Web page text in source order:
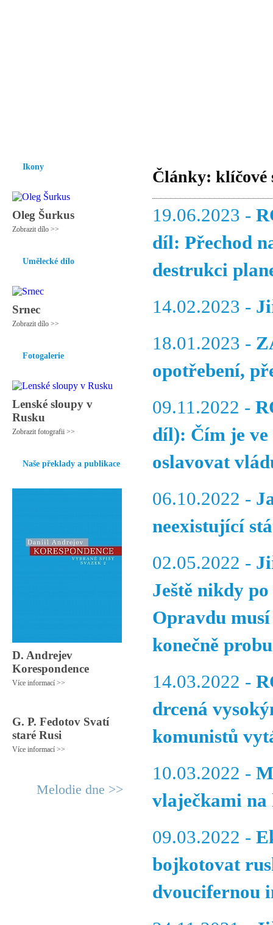
Ikony
Oleg Šurkus
Zobrazit dílo >>
Umělecké dílo
Srnec
Zobrazit dílo >>
Fotogalerie
Lenské sloupy v
Rusku
Zobrazit fotografii >>
Naše překlady a publikace
D. Andrejev
Korespondence
Více informací >>
G. P. Fedotov Svatí
staré Rusi
Více informací >>
Melodie dne >>
Články: klíčové
19.06.2023 -
díl: Přechod
destrukci
14.02.2023 -
18.01.2023 -
opotřebení,
09.11.2022 -
díl): Čím je ve
oslavovat
06.10.2022 -
neexistující
02.05.2022 -
Ještě nikdy
Opravdu
konečně
14.03.2022 -
drcená
komunistů
10.03.2022 -
vlaječkami
09.03.2022 -
bojkotovat
dvoucifernou